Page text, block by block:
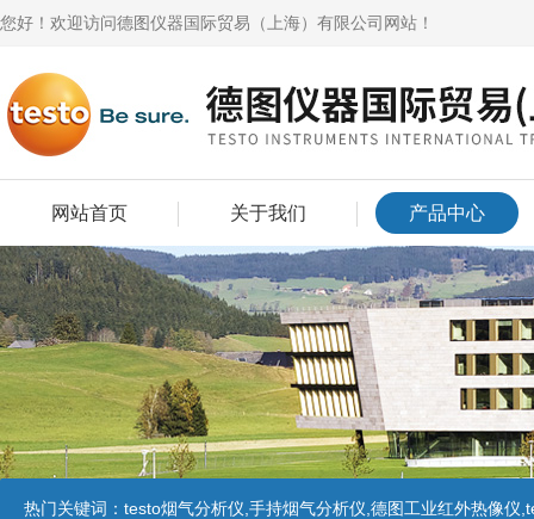
您好！欢迎访问德图仪器国际贸易（上海）有限公司网站！
网站首页 关于我们 产品中心
热门关键词： testo烟气分析仪,手持烟气分析仪,德图工业红外热像仪